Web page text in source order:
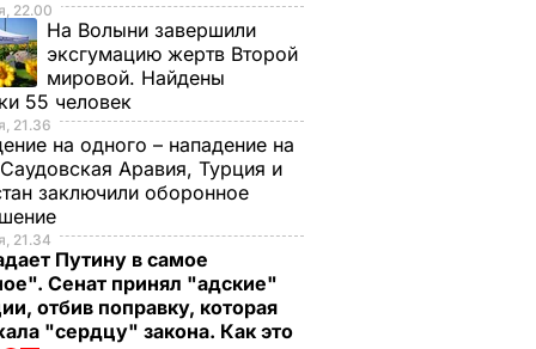
22.00
На Волыни завершили
эксгумацию жертв Второй
мировой. Найдены
55 человек
21.36
на одного – нападение на
Аравия, Турция и
заключили оборонное
21.34
Путину в самое
Сенат принял "адские"
отбив поправку, которая
"сердцу" закона. Как это